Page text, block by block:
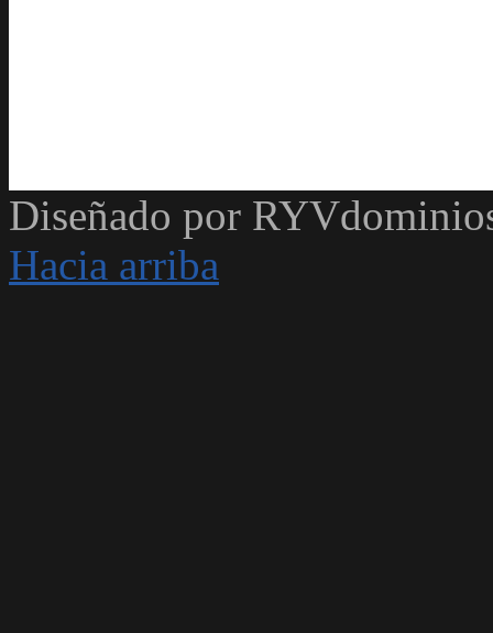
Diseñado por
Hacia arriba